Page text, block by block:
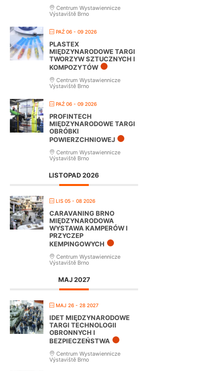
Centrum Wystawiennicze
Výstaviště Brno
PAŹ 06 - 09 2026
PLASTEX
MIĘDZYNARODOWE TARGI
TWORZYW SZTUCZNYCH I
KOMPOZYTÓW
Centrum Wystawiennicze
Výstaviště Brno
PAŹ 06 - 09 2026
PROFINTECH
MIĘDZYNARODOWE TARGI
OBRÓBKI
POWIERZCHNIOWEJ
Centrum Wystawiennicze
Výstaviště Brno
LISTOPAD 2026
LIS 05 - 08 2026
CARAVANING BRNO
MIĘDZYNARODOWA
WYSTAWA KAMPERÓW I
PRZYCZEP
KEMPINGOWYCH
Centrum Wystawiennicze
Výstaviště Brno
MAJ 2027
MAJ 26 - 28 2027
IDET MIĘDZYNARODOWE
TARGI TECHNOLOGII
OBRONNYCH I
BEZPIECZEŃSTWA
Centrum Wystawiennicze
Výstaviště Brno